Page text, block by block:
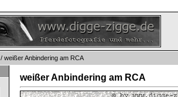
/ weißer Anbindering am RCA
weißer Anbindering am RCA